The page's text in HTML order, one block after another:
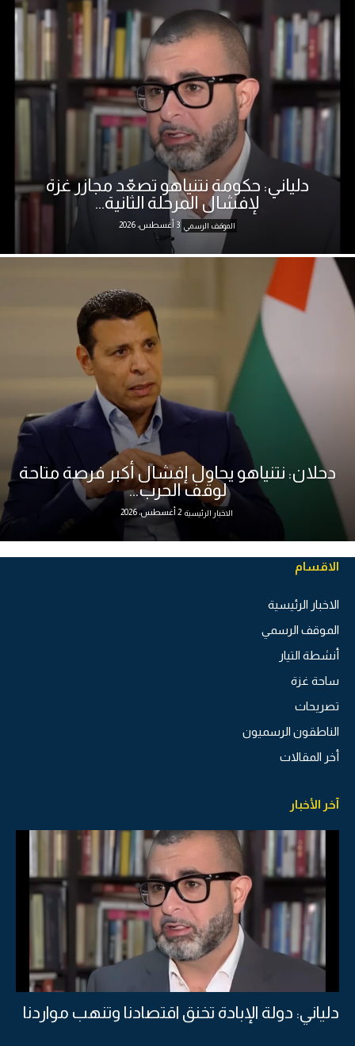
دلياني: حكومة نتنياهو تصعّد مجازر غزة
لإفشال المرحلة الثانية...
الموقف الرسمي 3 أغسطس، 2026
دحلان: نتنياهو يحاول إفشال أكبر فرصة متاحة
لوقف الحرب...
الاخبار الرئيسية 2 أغسطس، 2026
الاقسام
الاخبار الرئيسية
الموقف الرسمي
أنشطة التيار
ساحة غزة
تصريحات
الناطقون الرسميون
أخر المقالات
آخر الأخبار
دلياني: دولة الإبادة تخنق اقتصادنا وتنهب مواردنا